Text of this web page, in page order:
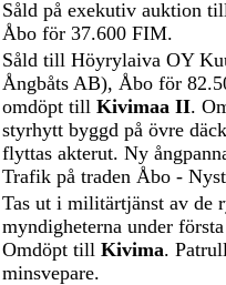
Såld på exekutiv auktion
Åbo för 37.600 FIM.
Såld till Höyrylaiva OY
Ångbåts AB), Åbo för
omdöpt till Kivimaa II.
styrhytt byggd på övre
flyttas akterut. Ny
Trafik på traden Åbo -
Tas ut i militärtjänst av de
myndigheterna under
Omdöpt till Kivima.
minsvepare.